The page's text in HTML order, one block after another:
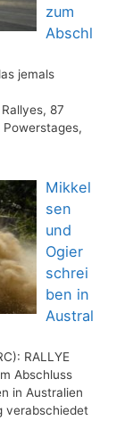
zum
Abschl
jemals
87
Mikkel
sen
und
Ogier
schrei
ben in
Austral
RALLYE
Abschluss
in Australien
verabschiedet